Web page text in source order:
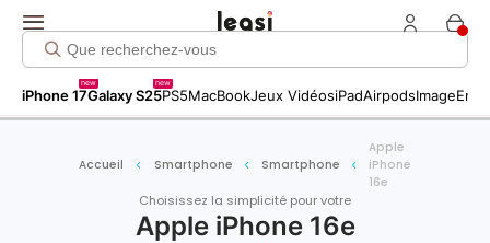
iPhone 17
new
Galaxy S25
new
PS5MacBookJeux VidéosiPadAirpodsImage
Accueil Smartphone Smartphone
Apple
iPhone
16e
Choisissez la simplicité pour votre
Apple iPhone 16e